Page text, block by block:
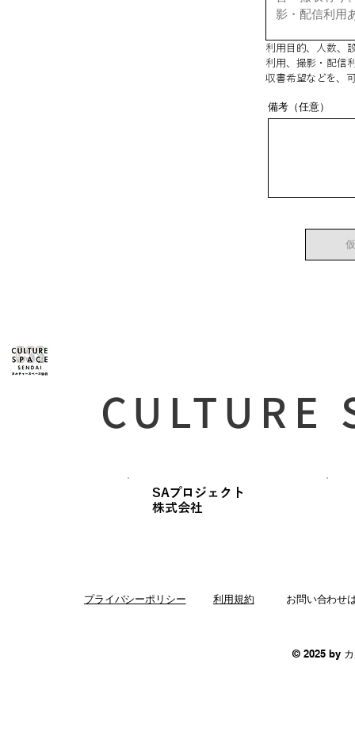
利用目的、人数、
利用、撮影・配信
収書希望などを、
備考（任意）
CULTURE
SAプロジェクト
​株式会社
プライバシーポリシー 利用規約 お問い合わせ
© 2025 by